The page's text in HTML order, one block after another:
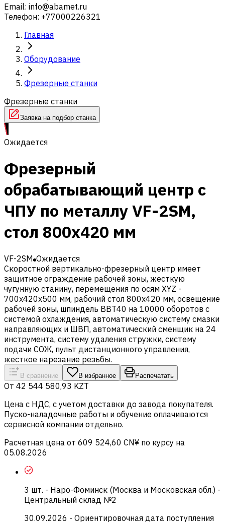
Email: info@abamet.ru
Телефон: +77000226321
Главная
Оборудование
Фрезерные станки
Фрезерные станки
Заявка на подбор станка
Ожидается
Фрезерный
обрабатывающий центр с
ЧПУ по металлу VF-2SM,
стол 800х420 мм
VF-2SM Ожидается
Скоростной вертикально-фрезерный центр имеет
защитное ограждение рабочей зоны, жесткую
чугунную станину, перемещения по осям XYZ -
700х420х500 мм, рабочий стол 800х420 мм, освещение
рабочей зоны, шпиндель BBT40 на 10000 оборотов с
системой охлаждения, автоматическую систему смазки
направляющих и ШВП, автоматический сменщик на 24
инструмента, систему удаления стружки, систему
подачи СОЖ, пульт дистанционного управления,
жесткое нарезание резьбы.
В сравнение В избранное Распечатать
От 42 544 580,93 KZT
Цена c НДС, с учетом доставки до завода покупателя.
Пуско-наладочные работы и обучение оплачиваются
сервисной компании отдельно.
Расчетная цена от 609 524,60 CN¥ по курсу на
05.08.2026
3 шт. - Наро-Фоминск (Москва и Московская обл.) -
Центральный склад №2
30.09.2026 - Ориентировочная дата поступления